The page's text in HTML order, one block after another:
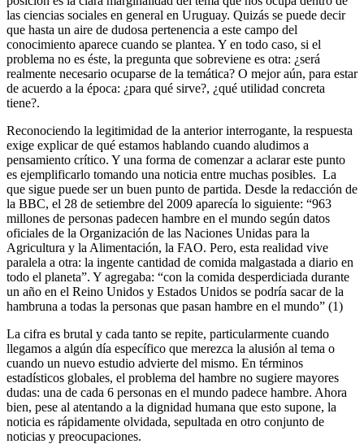
las ciencias sociales en general en Uruguay. Quizás se puede decir
que hasta un aire de dudosa pertenencia a este campo del
conocimiento aparece cuando se plantea. Y en todo caso, si el
problema no es éste, la pregunta que sobreviene es otra: ¿será
realmente necesario ocuparse de la temática? O mejor aún, para estar
de acuerdo a la época: ¿para qué sirve?, ¿qué utilidad concreta
tiene?.
Reconociendo la legitimidad de la anterior interrogante, la respuesta
exige explicar de qué estamos hablando cuando aludimos a
pensamiento crítico. Y una forma de comenzar a aclarar este punto
es ejemplificarlo tomando una noticia entre muchas posibles. La
que sigue puede ser un buen punto de partida. Desde la redacción de
la BBC, el 28 de setiembre del 2009 aparecía lo siguiente: “963
millones de personas padecen hambre en el mundo según datos
oficiales de la Organización de las Naciones Unidas para la
Agricultura y la Alimentación, la FAO. Pero, esta realidad vive
paralela a otra: la ingente cantidad de comida malgastada a diario en
todo el planeta”. Y agregaba: “con la comida desperdiciada durante
un año en el Reino Unidos y Estados Unidos se podría sacar de la
hambruna a todas la personas que pasan hambre en el mundo” (1)
La cifra es brutal y cada tanto se repite, particularmente cuando
llegamos a algún día específico que merezca la alusión al tema o
cuando un nuevo estudio advierte del mismo. En términos
estadísticos globales, el problema del hambre no sugiere mayores
dudas: una de cada 6 personas en el mundo padece hambre. Ahora
bien, pese al atentando a la dignidad humana que esto supone, la
noticia es rápidamente olvidada, sepultada en otro conjunto de
noticias y preocupaciones.